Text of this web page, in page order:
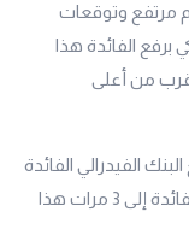
مرتفع وتوقعات
برفع الفائدة هذا
من أعلى
بنسبة 64% أن يرفع البنك الفيدرالي الفائدة
في سبتمبر القادم، وأن يصل عدد مرات رفع الفائدة إلى 3 مرات هذا